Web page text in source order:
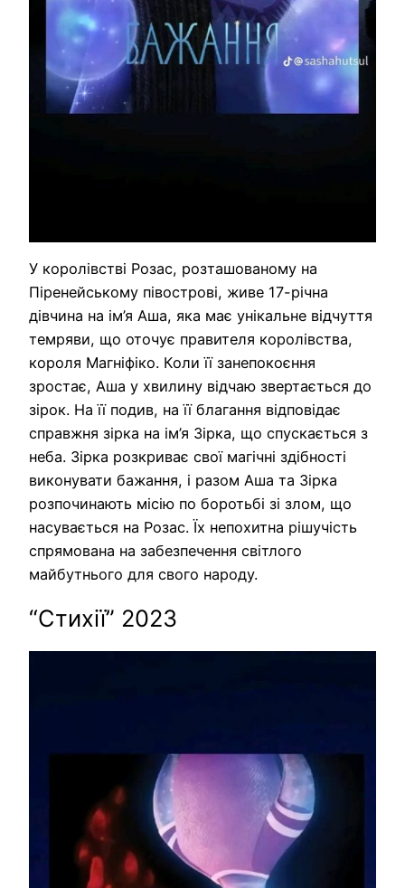
У королівстві Розас, розташованому на
Піренейському півострові, живе 17-річна
дівчина на ім’я Аша, яка має унікальне відчуття
темряви, що оточує правителя королівства,
короля Магніфіко. Коли її занепокоєння
зростає, Аша у хвилину відчаю звертається до
зірок. На її подив, на її благання відповідає
справжня зірка на ім’я Зірка, що спускається з
неба. Зірка розкриває свої магічні здібності
виконувати бажання, і разом Аша та Зірка
розпочинають місію по боротьбі зі злом, що
насувається на Розас. Їх непохитна рішучість
спрямована на забезпечення світлого
майбутнього для свого народу.
“Стихії” 2023